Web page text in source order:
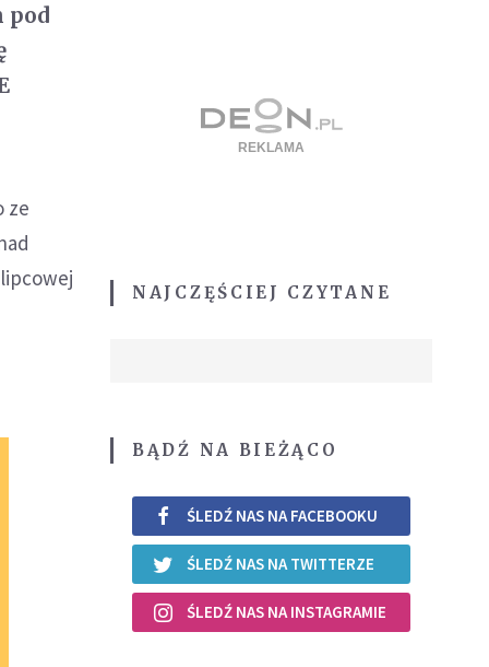
pod
ze
NAJCZĘŚCIEJ CZYTANE
BĄDŹ NA BIEŻĄCO
ŚLEDŹ NAS NA FACEBOOKU
ŚLEDŹ NAS NA TWITTERZE
ŚLEDŹ NAS NA INSTAGRAMIE